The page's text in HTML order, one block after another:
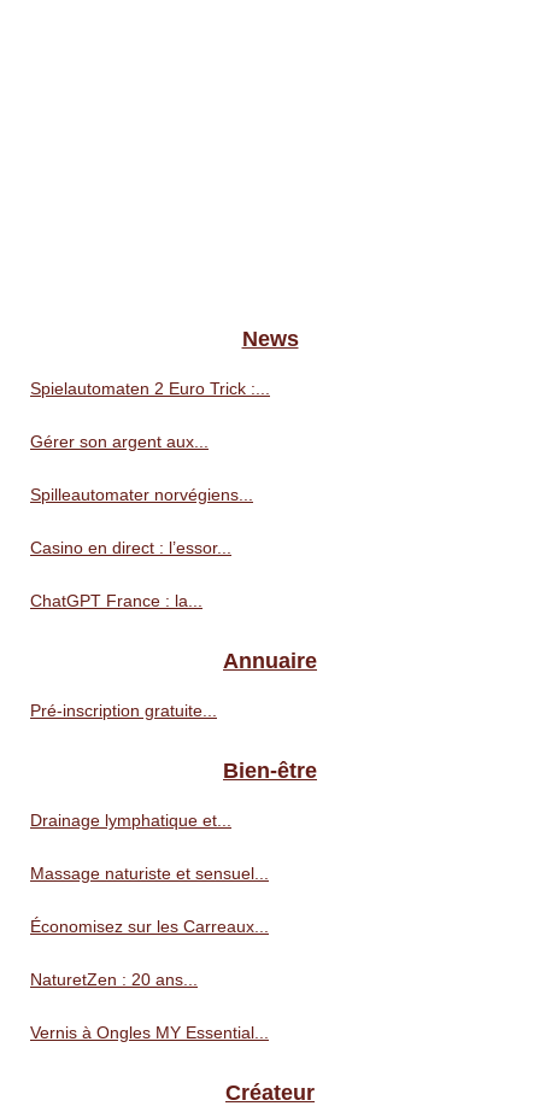
News
Spielautomaten 2 Euro Trick :...
Gérer son argent aux...
Spilleautomater norvégiens...
Casino en direct : l’essor...
ChatGPT France : la...
Annuaire
Pré‑inscription gratuite...
Bien-être
Drainage lymphatique et...
Massage naturiste et sensuel...
Économisez sur les Carreaux...
NaturetZen : 20 ans...
Vernis à Ongles MY Essential...
Créateur